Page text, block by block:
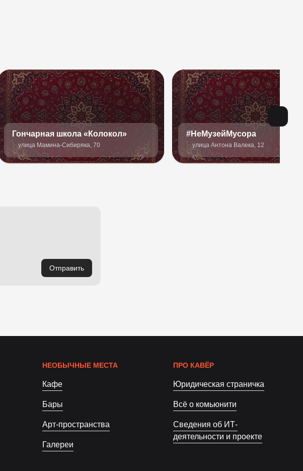
Гончарная школа «Колокол»
улица Мамина-Сибиряка, 70
#НеМузейМусора
улица Антона Валека, 12
Отправить
НЕОБЫЧНЫЕ МЕСТА
Кафе
Бары
Арт-пространства
Галереи
ПРО КАВЁР
Юридическая страничка
Всё о комьюнити
Сведения об ИТ-
деятельности и проекте